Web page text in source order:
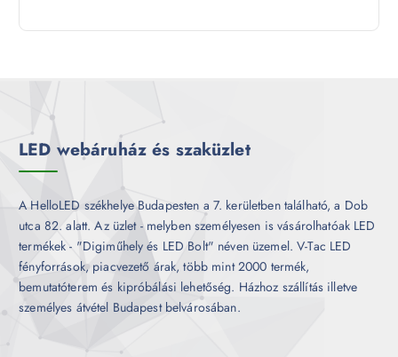
é
r
t
LED webáruház és szaküzlet
A HelloLED székhelye Budapesten a 7. kerületben található, a Dob
utca 82. alatt. Az üzlet - melyben személyesen is vásárolhatóak LED
termékek - "Digiműhely és LED Bolt" néven üzemel. V-Tac LED
fényforrások, piacvezető árak, több mint 2000 termék,
bemutatóterem és kipróbálási lehetőség. Házhoz szállítás illetve
személyes átvétel Budapest belvárosában.